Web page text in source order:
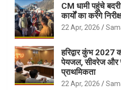
CM धामी पहुंचे
कार्यों का करेंगे
22 Apr, 2026
हरिद्वार कुंभ
पेयजल, सीवरेज और
प्राथमिकता
22 Apr, 2026